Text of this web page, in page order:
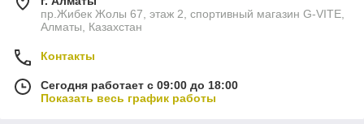
пр.Жибек Жолы 67, этаж 2, спортивный магазин G-VITE,
Алматы, Казахстан
Контакты
Сегодня работает с 09:00 до 18:00
Показать весь график работы